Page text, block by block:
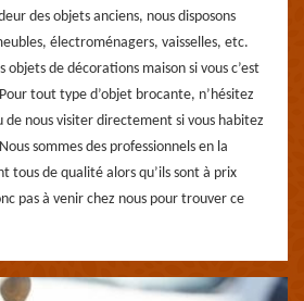
des objets anciens, nous disposons
électroménagers, vaisselles, etc.
objets de décorations maison si vous c’est
tout type d’objet brocante, n’hésitez
de nous visiter directement si vous habitez
sommes des professionnels en la
tous de qualité alors qu’ils sont à prix
pas à venir chez nous pour trouver ce